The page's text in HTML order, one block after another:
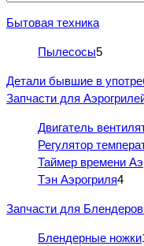
Бытовая техника
Пылесосы5
Детали бывшие в
Запчасти для
Двигатель
Регулятор
Таймер времени
Тэн Аэрогриля4
Запчасти для
Блендерные ножки